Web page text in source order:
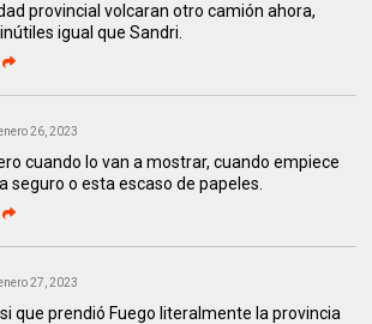
provincial volcaran otro camión ahora,
igual que Sandri.
26, 2023
cuando lo van a mostrar, cuando empiece
seguro o esta escaso de papeles.
27, 2023
si que prendió Fuego literalmente la provincia